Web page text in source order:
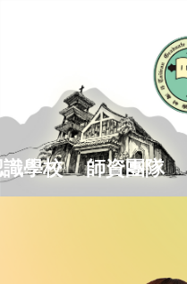
區
學校 師資團隊